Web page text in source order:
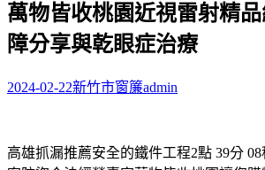
關
鍵
字:
萬物皆收桃園近視雷射精
障分享與乾眼症治療
2024-02-22新竹市窗簾admin
高雄抓漏推薦安全的鐵件工程2點 39分 08